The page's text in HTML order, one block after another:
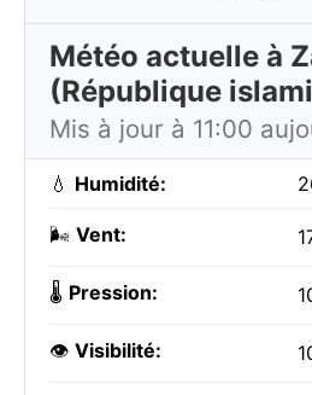
Météo actuelle à
(République
Mis à jour à 11:00
💧 Humidité:
🌬️ Vent:
🌡️ Pression:
👁️ Visibilité: